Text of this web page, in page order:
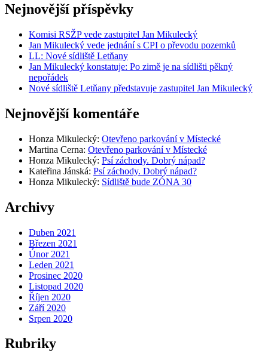
Nejnovější příspěvky
Komisi RSŽP vede zastupitel Jan Mikulecký
Jan Mikulecký vede jednání s CPI o převodu pozemků
LL: Nové sídliště Letňany
Jan Mikulecký konstatuje: Po zimě je na sídlišti pěkný
nepořádek
Nové sídliště Letňany představuje zastupitel Jan Mikulecký
Nejnovější komentáře
Honza Mikulecký: Otevřeno parkování v Místecké
Martina Cerna: Otevřeno parkování v Místecké
Honza Mikulecký: Psí záchody. Dobrý nápad?
Kateřina Jánská: Psí záchody. Dobrý nápad?
Honza Mikulecký: Sídliště bude ZÓNA 30
Archivy
Duben 2021
Březen 2021
Únor 2021
Leden 2021
Prosinec 2020
Listopad 2020
Říjen 2020
Září 2020
Srpen 2020
Rubriky